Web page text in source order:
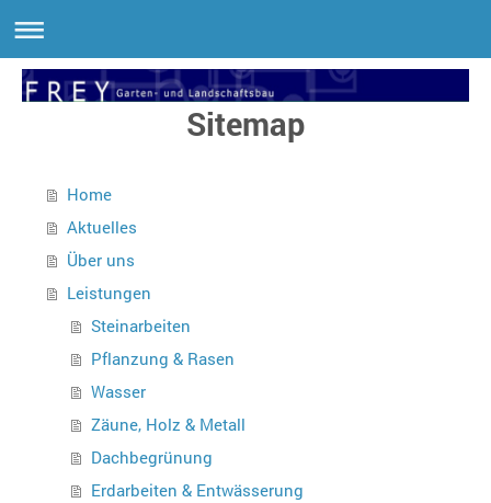
Sitemap
Home
Aktuelles
Über uns
Leistungen
Steinarbeiten
Pflanzung & Rasen
Wasser
Zäune, Holz & Metall
Dachbegrünung
Erdarbeiten & Entwässerung